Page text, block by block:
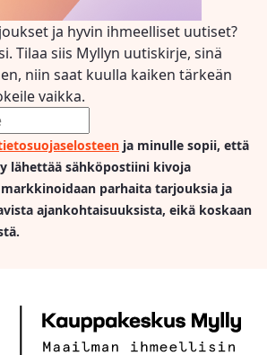
ja hyvin ihmeelliset uutiset?
Tilaa siis Myllyn uutiskirje, sinä
niin saat kuulla kaiken tärkeän
vaikka.
ja minulle sopii, että
lähettää sähköpostiini kivoja
parhaita tarjouksia ja
ajankohtaisuuksista, eikä koskaan